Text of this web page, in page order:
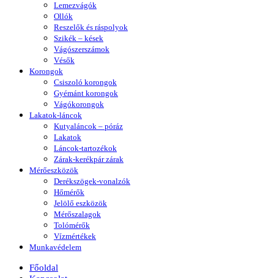
Lemezvágók
Ollók
Reszelők és ráspolyok
Szikék – kések
Vágószerszámok
Vésők
Korongok
Csiszoló korongok
Gyémánt korongok
Vágókorongok
Lakatok-láncok
Kutyaláncok – póráz
Lakatok
Láncok-tartozékok
Zárak-kerékpár zárak
Mérőeszközök
Derékszögek-vonalzók
Hőmérők
Jelölő eszközök
Mérőszalagok
Tolómérők
Vízmértékek
Munkavédelem
Főoldal